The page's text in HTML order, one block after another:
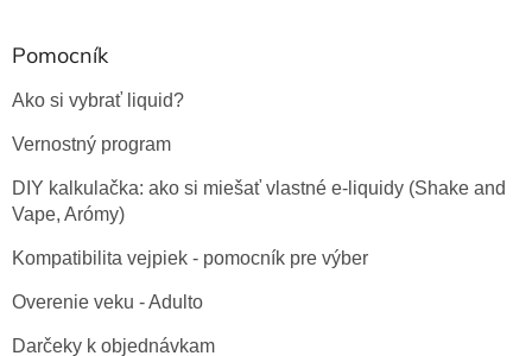
Pomocník
Ako si vybrať liquid?
Vernostný program
DIY kalkulačka: ako si miešať vlastné e-liquidy (Shake and
Vape, Arómy)
Kompatibilita vejpiek - pomocník pre výber
Overenie veku - Adulto
Darčeky k objednávkam